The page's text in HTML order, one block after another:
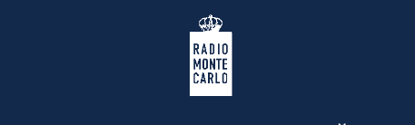
Radio Monte Carlo